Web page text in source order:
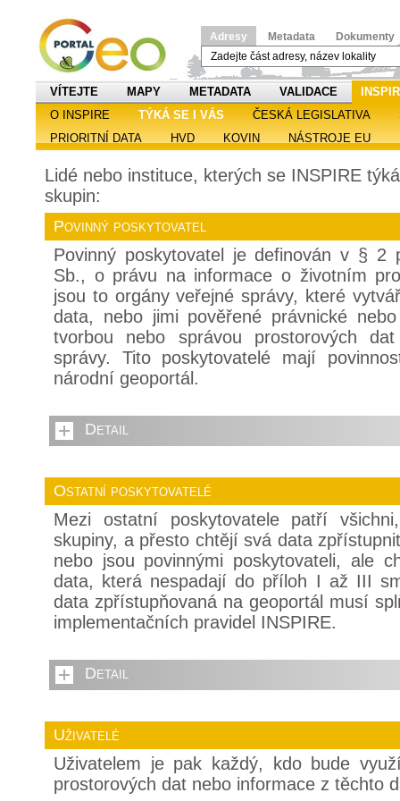
Adresy Metadata Dokumenty
VÍTEJTE MAPY METADATA VALIDACE
O INSPIRE
TÝKÁ SE I VÁS ČESKÁ LEGISLATIVA
PRIORITNÍ DATA
HVD KOVIN NÁSTROJE EU
Lidé nebo instituce, kterých se INSPIRE
skupin:
Povinný poskytovatel
Povinný poskytovatel je definován v § 2
Sb., o právu na informace o životním
jsou to orgány veřejné správy, které
data, nebo jimi pověřené právnické
tvorbou nebo správou prostorových
správy. Tito poskytovatelé mají
národní geoportál.
Detail
Ostatní poskytovatelé
Mezi ostatní poskytovatele patří
skupiny, a přesto chtějí svá data
nebo jsou povinnými poskytovateli, ale
data, která nespadají do příloh I až III
data zpřístupňovaná na geoportál musí
implementačních pravidel INSPIRE.
Detail
Uživatelé
Uživatelem je pak každý, kdo bude
prostorových dat nebo informace z těchto